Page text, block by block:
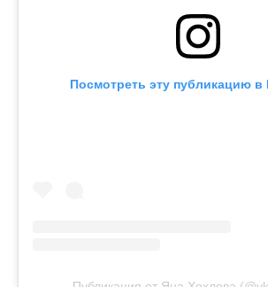
Посмотреть эту публикацию в